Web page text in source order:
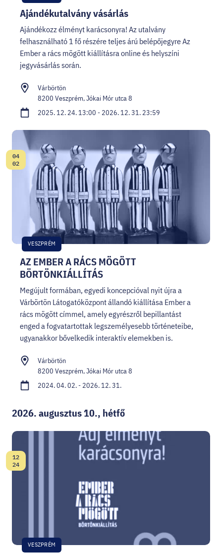
Ajándékutalvány vásárlás
Ajándékozz élményt karácsonyra! Az utalvány
felhasználható 1 fő részére teljes árú belépőjegyre Az
Ember a rács mögött kiállításra online és helyszíni
jegyvásárlás során.
Várbörtön
8200 Veszprém, Jókai Mór utca 8
2025. 12. 24. 13:00 - 2026. 12. 31. 23:59
AZ EMBER A RÁCS MÖGÖTT
BÖRTÖNKIÁLLÍTÁS
VESZPRÉM
Dátum:
04
02
Megújult formában, egyedi koncepcióval nyit újra a
Várbörtön Látogatóközpont állandó kiállítása Ember a
rács mögött címmel, amely egyrészről bepillantást
enged a fogvatartottak legszemélyesebb történeteibe,
ugyanakkor bővelkedik interaktív elemekben is.
Várbörtön
8200 Veszprém, Jókai Mór utca 8
2024. 04. 02. - 2026. 12. 31.
2026. augusztus 10., hétfő
VESZPRÉM
Dátum:
12
24